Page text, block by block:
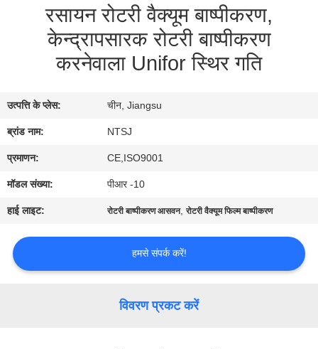
साइटमैप
PRIVACY
POLICY
रसायन रोटरी वैक्यूम बाष्पीकरण,
केन्द्रापसारक रोटरी बाष्पीकरण
करनेवाला Unifor स्थिर गति
उत्पत्ति के प्लेस: चीन, Jiangsu
ब्रांड नाम: NTSJ
प्रमाणन: CE,ISO9001
मॉडल संख्या: पीआर -10
हाई लाइट: रोटरी बाष्पीकरण आसवन,रोटरी वैक्यूम फिल्म बाष्पीकरण
हमसे संपर्क करें!
विवरण प्रकट करें